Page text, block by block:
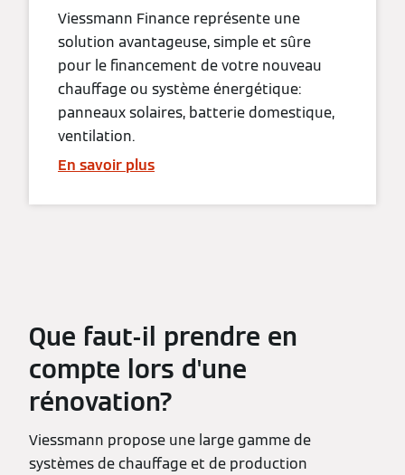
Viessmann Finance représente une
solution avantageuse, simple et sûre
pour le financement de votre nouveau
chauffage ou système énergétique:
panneaux solaires, batterie domestique,
ventilation.
En savoir plus
Que faut-il prendre en
compte lors d'une
rénovation?
Viessmann propose une large gamme de
systèmes de chauffage et de production